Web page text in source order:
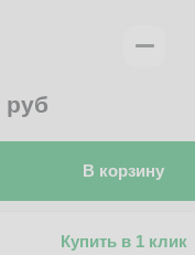
руб
В корзину
Купить в 1 клик